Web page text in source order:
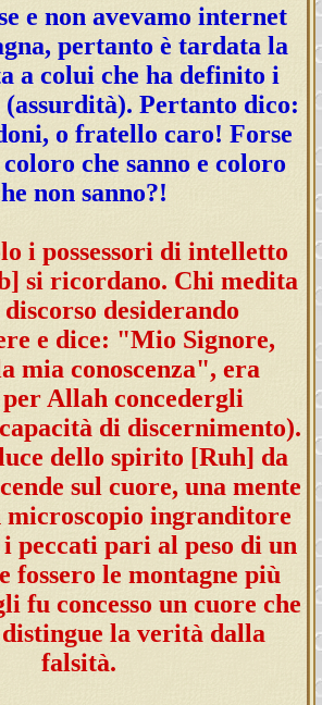
e non avevamo internet
pertanto è tardata la
a colui che ha definito i
Pertanto dico:
o fratello caro! Forse
che sanno e coloro
non sanno?!
i possessori di intelletto
si ricordano. Chi medita
desiderando
e dice: "Mio Signore,
mia conoscenza", era
Allah concedergli
di discernimento).
dello spirito [Ruh] da
sul cuore, una mente
microscopio ingranditore
peccati pari al peso di un
fossero le montagne più
fu concesso un cuore che
la verità dalla
falsità.